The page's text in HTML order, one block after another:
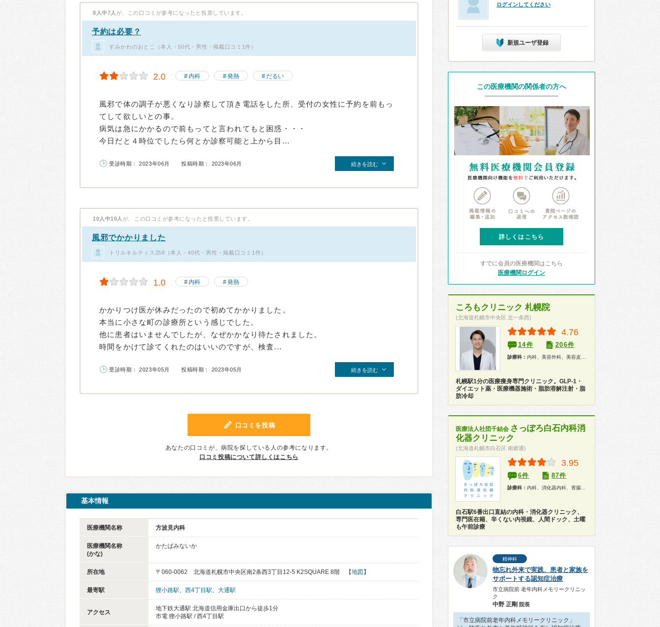
8人中7人 が、この口コミが参考になったと投票しています。
予約は必要？
すみかわのおとこ（本人・50代・男性・掲載口コミ1件）
2.0 内科 発熱 だるい
風邪で体の調子が悪くなり診察して頂き電話をした所、受付の女性に予約を前もっ
てして欲しいとの事。
病気は急にかかるので前もってと言われてもと困惑・・・
今日だと４時位でしたら何とか診察可能と上から目...
受診時期： 2023年06月 投稿時期： 2023年06月 続きを読む
10人中10人 が、この口コミが参考になったと投票しています。
風邪でかかりました
トリルキルティス258（本人・40代・男性・掲載口コミ1件）
1.0 内科 発熱
かかりつけ医が休みだったので初めてかかりました。
本当に小さな町の診療所という感じでした。
他に患者はいませんでしたが、なぜかかなり待たされました。
時間をかけて診てくれたのはいいのですが、検査...
受診時期： 2023年05月 投稿時期： 2023年05月 続きを読む
口コミを投稿
あなたの口コミが、病院を探している人の参考になります。
口コミ投稿について詳しくはこちら
基本情報
医療機関名称 方波見内科
医療機関名称
(かな)
かたばみないか
所在地 〒060-0062 北海道札幌市中央区南2条西3丁目12-5 K2SQUARE 8階 【地図 】
最寄駅 狸小路駅、 西4丁目駅、 大通駅
アクセス
地下鉄大通駅 北海道信用金庫出口から徒歩1分
市電 狸小路駅 / 西4丁目駅
ログインしてください
新規ユーザ登録
この医療機関の関係者の方へ
詳しくはこちら
すでに会員の医療機関はこちら
医療機関ログイン
ころもクリニック 札幌院
(北海道札幌市中央区 北一条西)
4.76
14件 206件
診療科： 内科、美容外科、美容皮膚科
札幌駅1分の医療痩身専門クリニック。GLP-1・
ダイエット薬・医療機器施術・脂肪溶解注射・脂
肪冷却
医療法人社団千結会 さっぽろ白石内科消
化器クリニック
(北海道札幌市白石区 南郷通)
3.95
6件 87件
診療科： 内科、消化器内科、胃腸科、内視鏡、健康診断、人間ドック
白石駅6番出口直結の内科・消化器クリニック、
専門医在籍、辛くない内視鏡、人間ドック、土曜
も午前診療
精神科
物忘れ外来で実践、患者と家族を
サポートする認知症治療
市立病院前 老年内科メモリークリニッ
ク
中野 正剛 院長
「市立病院前老年内科メモリークリニック」